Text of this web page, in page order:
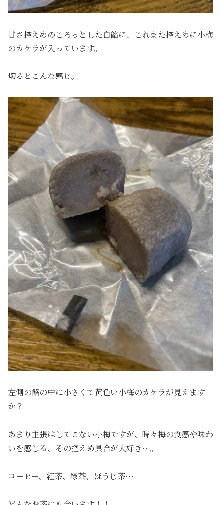
甘さ控えめのころっとした白餡に、これまた控えめに小梅
のカケラが入っています。
切るとこんな感じ。
左側の餡の中に小さくて黄色い小梅のカケラが見えます
か？
あまり主張はしてこない小梅ですが、時々梅の食感や味わ
いを感じる、その控えめ具合が大好き…。
コーヒー、紅茶、緑茶、ほうじ茶…